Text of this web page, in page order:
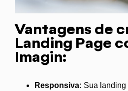
Vantagens de
Landing Page
Imagin:
Responsiva: Sua landing